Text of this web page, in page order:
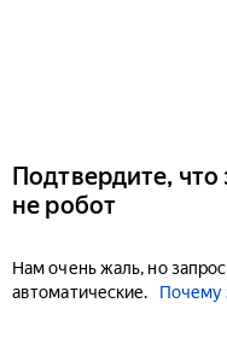
Подтвердите, что
не робот
Нам очень жаль, но
автоматические.
Почему